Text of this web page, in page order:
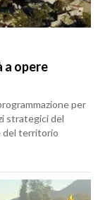
a opere
per
strategici del
del territorio